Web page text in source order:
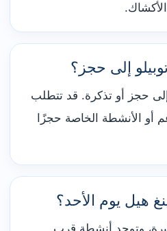
إلى حجز؟
حجز أو تذكرة. قد تتطلب
أو الأنشطة الخاصة حجزًا
هيل يوم الأحد؟